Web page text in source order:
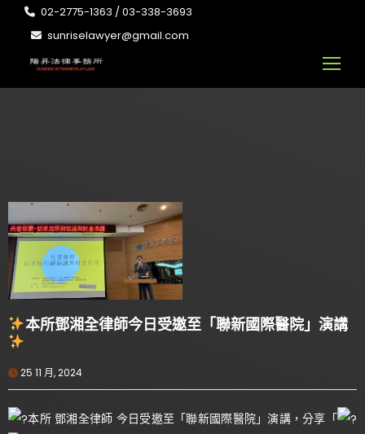
02-2775-1363 / 03-338-3693
sunriselawyer@gmail.com
本所鄧湘全律師今日受邀至「聯新國際醫院」演講
25 11 月, 2024
本所 鄧湘全律師 今日受邀至「聯新國際醫院」演講，分享「